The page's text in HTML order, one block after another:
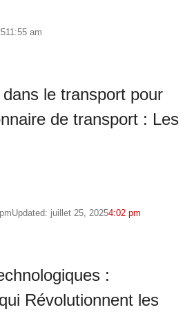
11:55 am
le transport pour
de transport : Les
Updated: juillet 25, 20254:02 pm
:
Révolutionnent les